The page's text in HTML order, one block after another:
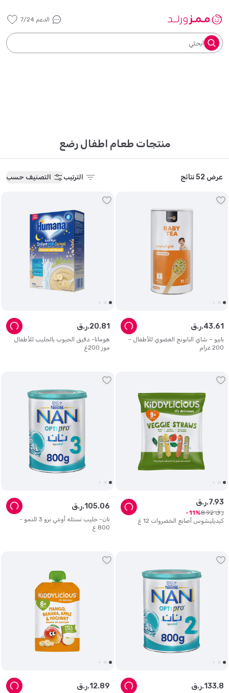
الدعم 7/24
ابحثي
منتجات طعام اطفال رضع
عرض 52 نتائج الترتيب التصنيف حسب
بابيو – شاي البابونج العضوي للأطفال –
200 غرام
ر.ق.43.61
هومانا- دقيق الحبوب بالحليب للأطفال
موز 200غ
ر.ق.20.81
كيديليشوس أصابع الخضروات 12 غ
ر.ق.7.93
ر.ق. 8.92
11
نان- حليب نستله أوبتي برو 3 للنمو -
800 غ
ر.ق.105.06
ر.ق.133.8 ر.ق.12.89